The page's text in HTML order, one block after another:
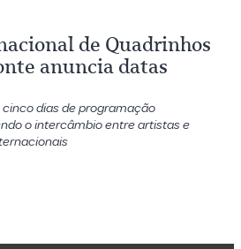
de Quadrinhos
anuncia datas
dias de programação
o intercâmbio entre artistas e